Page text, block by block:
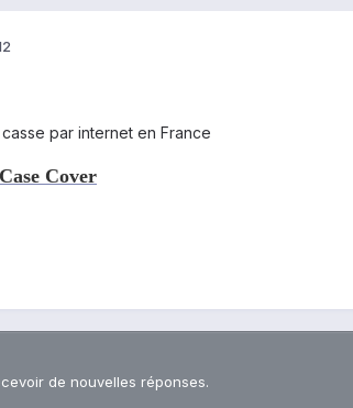
par internet en France
Cover
de nouvelles réponses.